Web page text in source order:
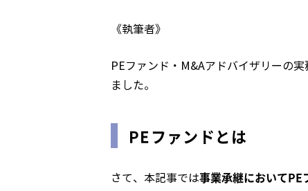
《執筆者》
PEファンド・M&Aアドバイザリーの実
ました。
PEファンドとは
さて、本記事では事業承継においてPE